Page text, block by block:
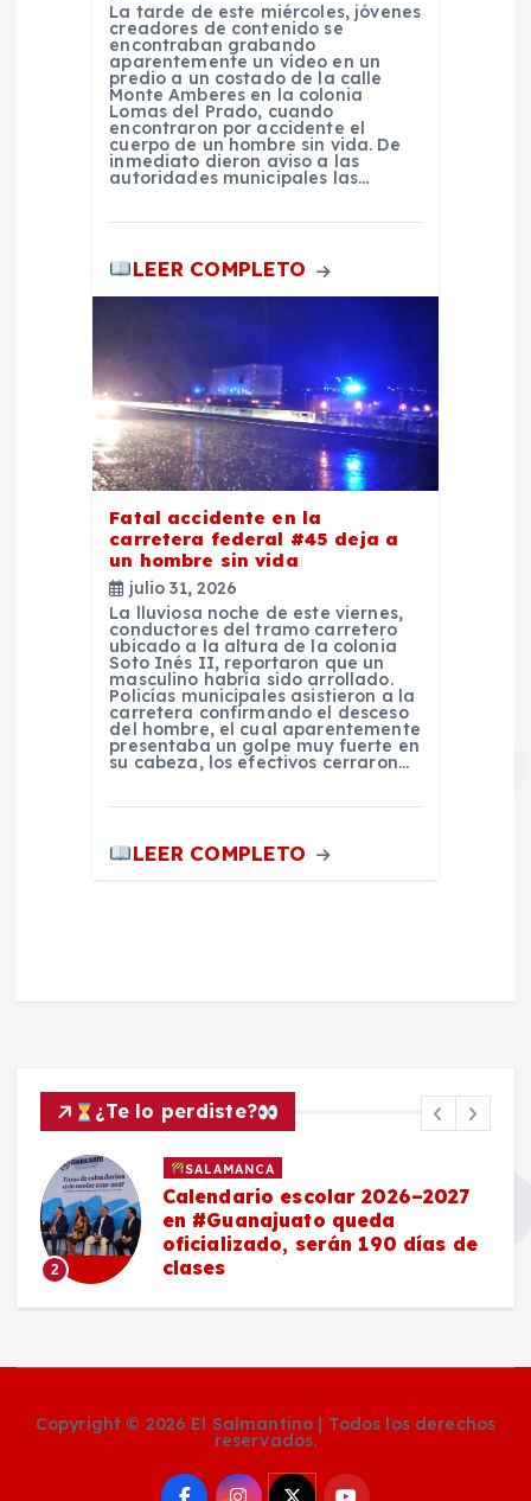
La tarde de este miércoles, jóvenes
creadores de contenido se
encontraban grabando
aparentemente un vídeo en un
predio a un costado de la calle
Monte Amberes en la colonia
Lomas del Prado, cuando
encontraron por accidente el
cuerpo de un hombre sin vida. De
inmediato dieron aviso a las
autoridades municipales las…
LEER COMPLETO
Fatal accidente en la
carretera federal #45 deja a
un hombre sin vida
julio 31, 2026
La lluviosa noche de este viernes,
conductores del tramo carretero
ubicado a la altura de la colonia
Soto Inés II, reportaron que un
masculino habría sido arrollado.
Policías municipales asistieron a la
carretera confirmando el desceso
del hombre, el cual aparentemente
presentaba un golpe muy fuerte en
su cabeza, los efectivos cerraron…
LEER COMPLETO
¿Te lo perdiste?
2
SALAMANCA
Calendario escolar 2026–2027
en #Guanajuato queda
oficializado, serán 190 días de
clases
Copyright © 2026 El Salmantino | Todos los derechos
reservados.